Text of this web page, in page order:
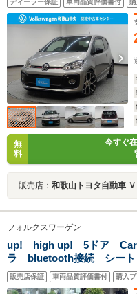
ディーラー保証 車両品質評価書付
無
料
今すぐ
販売店： 和歌山トヨタ自動車 Ｖｏｌ
フォルクスワーゲン
up! high up! 5ドア
ラ bluetooth接続 シー
ドリングストップ オート
正15インチアルミホイー
販売店保証 車両品質評価書付 購入